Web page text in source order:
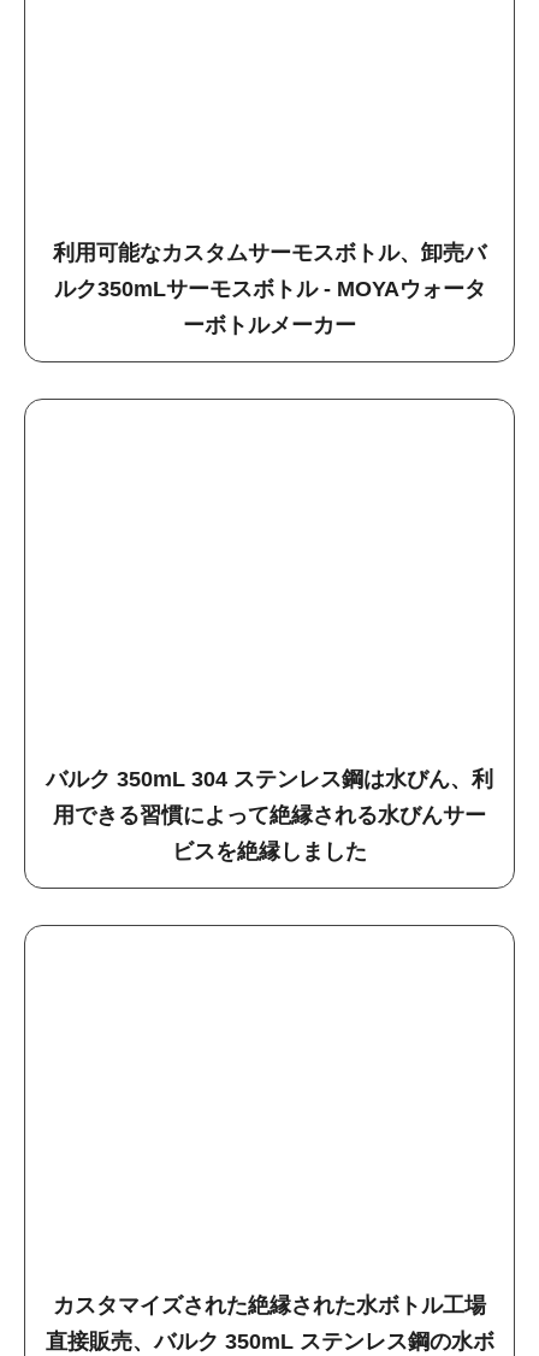
利用可能なカスタムサーモスボトル、卸売バ
ルク350mLサーモスボトル - MOYAウォータ
ーボトルメーカー
バルク 350mL 304 ステンレス鋼は水びん、利
用できる習慣によって絶縁される水びんサー
ビスを絶縁しました
カスタマイズされた絶縁された水ボトル工場
直接販売、バルク 350mL ステンレス鋼の水ボ